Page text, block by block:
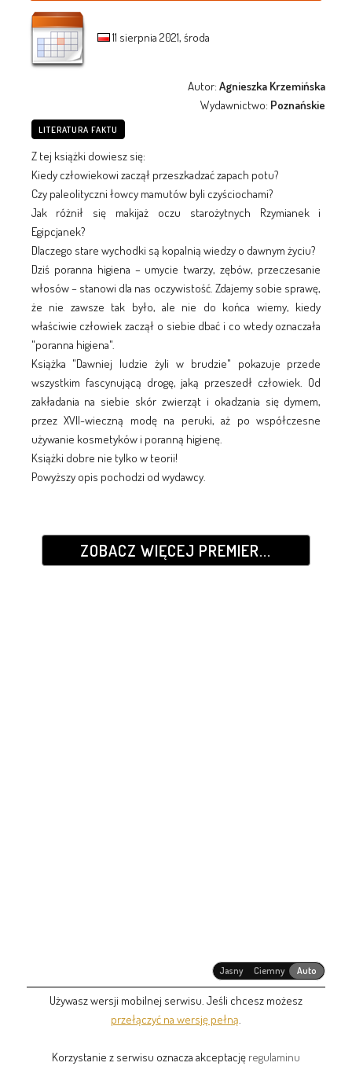
11 sierpnia 2021, środa
Autor:Agnieszka Krzemińska
Wydawnictwo: Poznańskie
LITERATURA FAKTU
Z tej książki dowiesz się:
Kiedy człowiekowi zaczął przeszkadzać zapach potu?
Czy paleolityczni łowcy mamutów byli czyściochami?
Jak różnił się makijaż oczu starożytnych Rzymianek i
Egipcjanek?
Dlaczego stare wychodki są kopalnią wiedzy o dawnym życiu?
Dziś poranna higiena – umycie twarzy, zębów, przeczesanie
włosów – stanowi dla nas oczywistość. Zdajemy sobie sprawę,
że nie zawsze tak było, ale nie do końca wiemy, kiedy
właściwie człowiek zaczął o siebie dbać i co wtedy oznaczała
"poranna higiena".
Książka "Dawniej ludzie żyli w brudzie" pokazuje przede
wszystkim fascynującą drogę, jaką przeszedł człowiek. Od
zakładania na siebie skór zwierząt i okadzania się dymem,
przez XVII-wieczną modę na peruki, aż po współczesne
używanie kosmetyków i poranną higienę.
Książki dobre nie tylko w teorii!
Powyższy opis pochodzi od wydawcy.
ZOBACZ WIĘCEJ PREMIER...
Jasny Ciemny Auto
Używasz wersji mobilnej serwisu. Jeśli chcesz możesz
przełączyć na wersję pełną
Korzystanie z serwisu oznacza akceptację regulaminu